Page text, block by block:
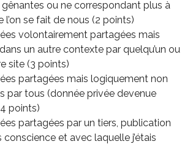
gênantes ou ne correspondant plus à
l’on se fait de nous (2 points)
volontairement partagées mais
un autre contexte par quelqu’un ou
site (3 points)
partagées mais logiquement non
par tous (donnée privée devenue
points)
partagées par un tiers, publication
conscience et avec laquelle j’étais